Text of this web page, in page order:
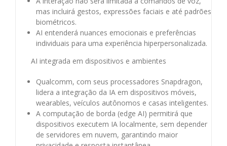
mas incluirá gestos, expressões faciais e até padrões
biométricos.
AI entenderá nuances emocionais e preferências
individuais para uma experiência hiperpersonalizada.
AI integrada em dispositivos e ambientes
Qualcomm, com seus processadores Snapdragon,
lidera a integração da IA em dispositivos móveis,
wearables, veículos autônomos e casas inteligentes.
A computação de borda (edge AI) permitirá que
dispositivos executem IA localmente, sem depender
de servidores em nuvem, garantindo maior